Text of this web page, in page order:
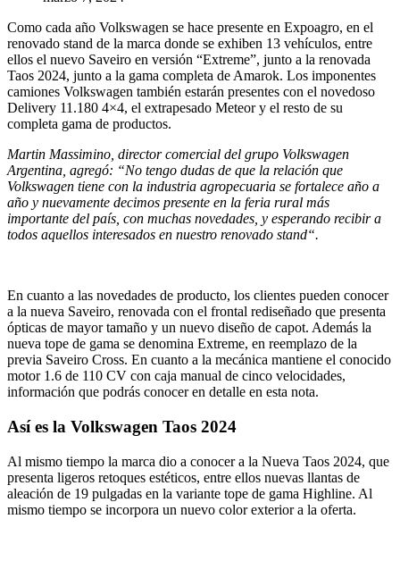
Como cada año Volkswagen se hace presente en Expoagro, en el
renovado stand de la marca donde se exhiben 13 vehículos, entre
ellos el nuevo Saveiro en versión “Extreme”, junto a la renovada
Taos 2024, junto a la gama completa de Amarok. Los imponentes
camiones Volkswagen también estarán presentes con el novedoso
Delivery 11.180 4×4, el extrapesado Meteor y el resto de su
completa gama de productos.
Martin Massimino, director comercial del grupo Volkswagen
Argentina, agregó: “No tengo dudas de que la relación que
Volkswagen tiene con la industria agropecuaria se fortalece año a
año y nuevamente decimos presente en la feria rural más
importante del país, con muchas novedades, y esperando recibir a
todos aquellos interesados en nuestro renovado stand“.
En cuanto a las novedades de producto, los clientes pueden conocer
a la nueva Saveiro, renovada con el frontal rediseñado que presenta
ópticas de mayor tamaño y un nuevo diseño de capot. Además la
nueva tope de gama se denomina Extreme, en reemplazo de la
previa Saveiro Cross. En cuanto a la mecánica mantiene el conocido
motor 1.6 de 110 CV con caja manual de cinco velocidades,
información que podrás conocer en detalle en esta nota.
Así es la Volkswagen Taos 2024
Al mismo tiempo la marca dio a conocer a la Nueva Taos 2024, que
presenta ligeros retoques estéticos, entre ellos nuevas llantas de
aleación de 19 pulgadas en la variante tope de gama Highline. Al
mismo tiempo se incorpora un nuevo color exterior a la oferta.